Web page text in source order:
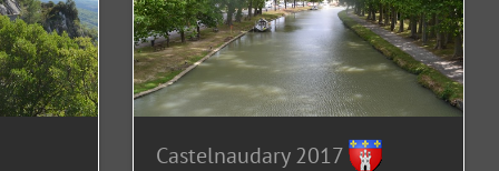
Castelnaudary 2017